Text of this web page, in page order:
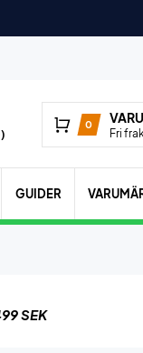
)
0
Fri
GUIDER
SEK